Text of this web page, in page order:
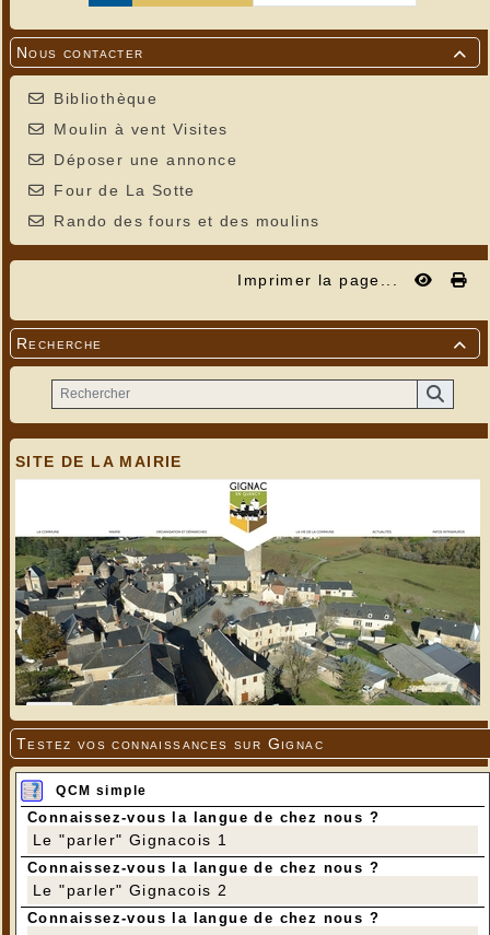

Nous contacter
Bibliothèque
Moulin à vent Visites
Déposer une annonce
Four de La Sotte
Rando des fours et des moulins
Imprimer la page...

Recherche
SITE DE LA MAIRIE
Testez vos connaissances sur Gignac
QCM simple
Connaissez-vous la langue de chez nous ?
Le "parler" Gignacois 1
Connaissez-vous la langue de chez nous ?
Le "parler" Gignacois 2
Connaissez-vous la langue de chez nous ?